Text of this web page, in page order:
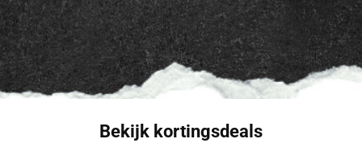
Bekijk kortingsdeals